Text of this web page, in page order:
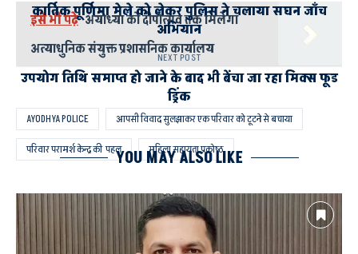
इसे भी पढ़े अयोध्या को दीपोत्सव तक मिलेगा
अत्याधुनिक संयुक्त प्रशासनिक कार्यालय
AYODHYA POLICE आपसी विवाद सुलझाकर एक परिवार को टूटने से बचाया
परिवार परामर्श केन्द्र की पहल महिला सहायता प्रकोष्ठ
कार्तिक पूर्णिमा मेले को लेकर पुलिस ने चलाया सघन जाँच
अभियान
NEXT POST
उपयोग तिथि समाप्त हो जाने के बाद भी बेंचा जा रहा मिक्स फूड
ड्रिंक
YOU MAY ALSO LIKE